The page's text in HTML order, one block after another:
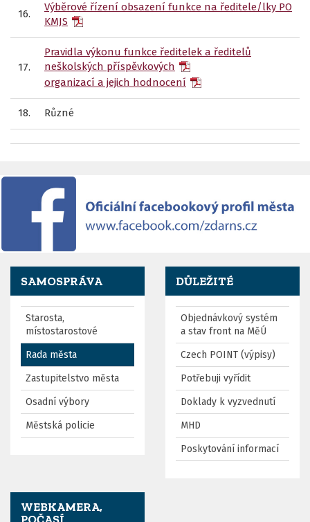
16.
Výběrové řízení obsazení funkce na ředitele/lky PO
KMJS
17.
Pravidla výkonu funkce ředitelek a ředitelů
neškolských příspěvkových
organizací a jejich hodnocení
18. Různé
SAMOSPRÁVA
Starosta,
místostarostové
Rada města
Zastupitelstvo města
Osadní výbory
Městská policie
DŮLEŽITÉ
Objednávkový systém
a stav front na MěÚ
Czech POINT (výpisy)
Potřebuji vyřídit
Doklady k vyzvednutí
MHD
Poskytování informací
WEBKAMERA,
POČASÍ